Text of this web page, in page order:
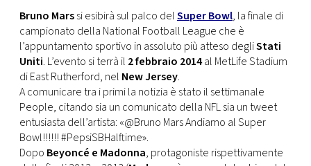
TV
PRINCIPATO
DI
MONACO
RMC
CONSIGLIA
Bruno Marssi esibirà sul palco delSuper Bowl, la finale di
campionato della National Football League che è
l’appuntamento sportivo in assoluto più atteso degliStati
Uniti. L’evento si terrà il 2 febbraio 2014al MetLife Stadium
di East Rutherford, nel New Jersey.
A comunicare tra i primi la notizia è stato il settimanale
People, citando sia un comunicato della NFL sia un tweet
entusiasta dell’artista: «@Bruno Mars Andiamo al Super
Bowl!!!!!! #PepsiSBHalftime».
Dopo Beyoncé e Madonna, protagoniste rispettivamente